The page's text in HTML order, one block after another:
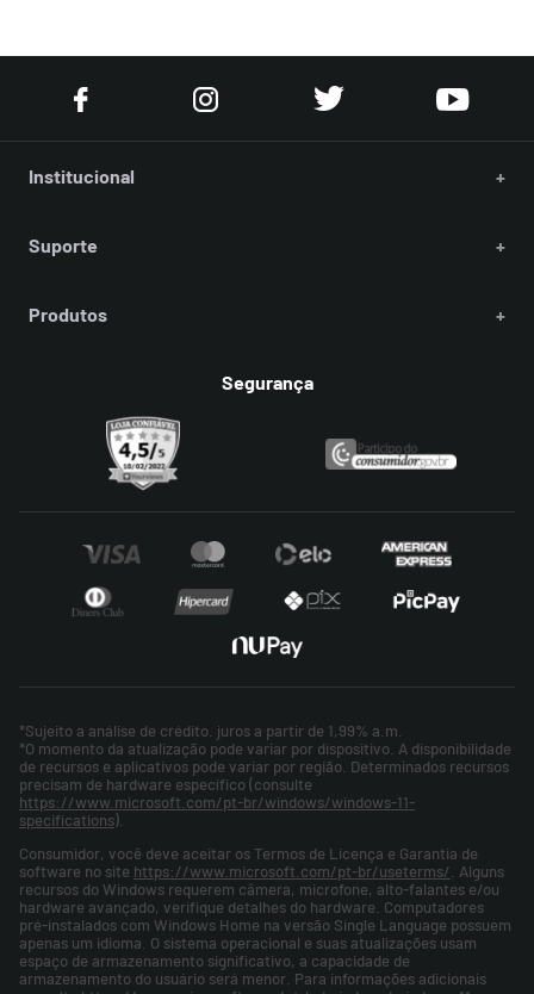
Institucional +
Suporte +
Produtos +
Segurança
*Sujeito a análise de crédito. juros a partir de 1,99% a.m.
*O momento da atualização pode variar por dispositivo. A disponibilidade
de recursos e aplicativos pode variar por região. Determinados recursos
precisam de hardware específico (consulte
https://www.microsoft.com/pt-br/windows/windows-11-
specifications).
Consumidor, você deve aceitar os Termos de Licença e Garantia de
software no site https://www.microsoft.com/pt-br/useterms/. Alguns
recursos do Windows requerem câmera, microfone, alto-falantes e/ou
hardware avançado, verifique detalhes do hardware. Computadores
pré-instalados com Windows Home na versão Single Language possuem
apenas um idioma. O sistema operacional e suas atualizações usam
espaço de armazenamento significativo, a capacidade de
armazenamento do usuário será menor. Para informações adicionais